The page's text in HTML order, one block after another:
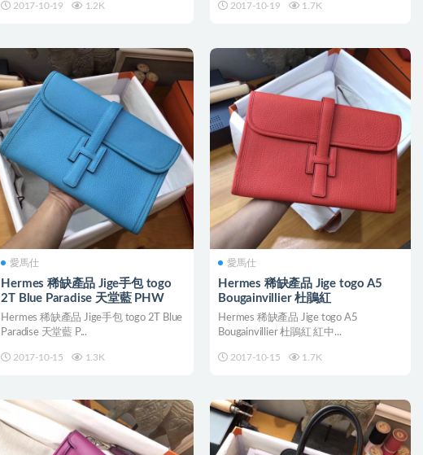
2017-10-19 1.2K 2017-10-19 1.7K
愛馬仕
Hermes 稀缺產品 Jige手包 togo
2T Blue Paradise 天堂藍 PHW
Hermes 稀缺產品 Jige手包 togo 2T Blue
Paradise 天堂藍 P...
2017-10-15 1.3K
愛馬仕
Hermes 稀缺產品 Jige togo A5
Bougainvillier 杜鵑紅
Hermes 稀缺產品 Jige togo A5
Bougainvillier 杜鵑紅 紅中...
2017-10-15 1.7K